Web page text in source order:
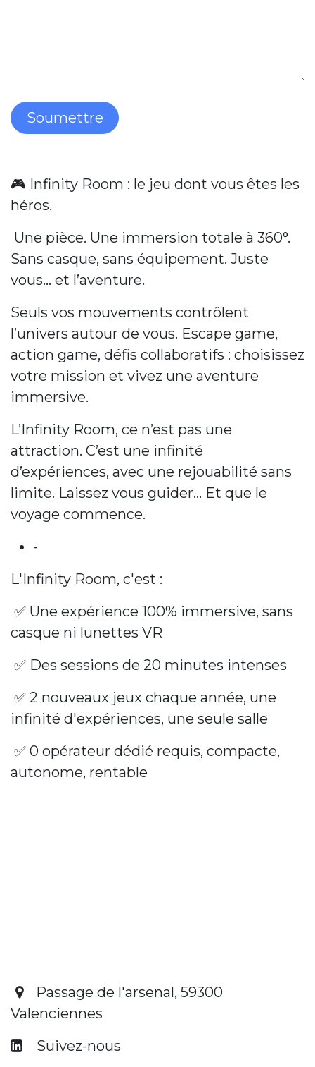
Soumettre
🎮 Infinity Room : le jeu dont vous êtes les
héros.
Une pièce. Une immersion totale à 360°.
Sans casque, sans équipement. Juste
vous… et l’aventure.
Seuls vos mouvements contrôlent
l’univers autour de vous. Escape game,
action game, défis collaboratifs : choisissez
votre mission et vivez une aventure
immersive.
L’Infinity Room, ce n’est pas une
attraction. C’est une infinité
d’expériences, avec une rejouabilité sans
limite. Laissez vous guider… Et que le
voyage commence.
-
L'Infinity Room, c'est :
✅ Une expérience 100% immersive, sans
casque ni lunettes VR
✅ Des sessions de 20 minutes intenses
✅ 2 nouveaux jeux chaque année, une
infinité d'expériences, une seule salle
✅ 0 opérateur dédié requis, compacte,
autonome, rentable
Passage de l'arsenal, 59300
Valenciennes
​ Suivez-nous